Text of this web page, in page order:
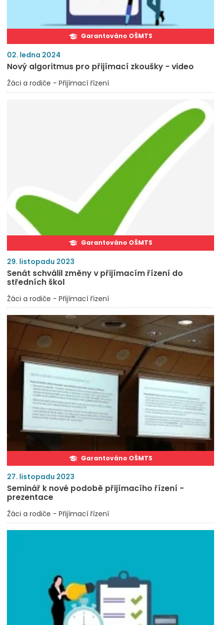
Garantováno OŠMTS
02. ledna 2024
Nový algoritmus pro přijímací zkoušky - video
Žáci a rodiče - Přijímací řízení
Garantováno OŠMTS
29. listopadu 2023
Senát schválil změny v přijímacím řízení do
středních škol
Žáci a rodiče - Přijímací řízení
Garantováno OŠMTS
27. listopadu 2023
Seminář k nové podobě přijímacího řízení -
prezentace
Žáci a rodiče - Přijímací řízení